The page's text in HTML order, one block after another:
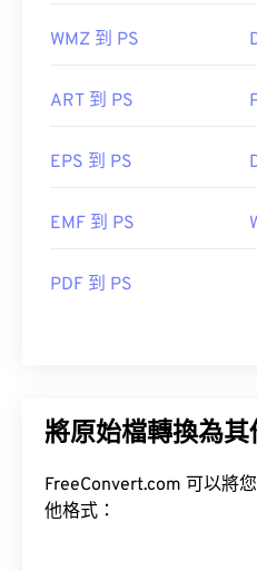
WMZ 到 PS
ART 到 PS
EPS 到 PS
EMF 到 PS
PDF 到 PS
將原始檔轉換為其
FreeConvert.com 可以將
他格式：